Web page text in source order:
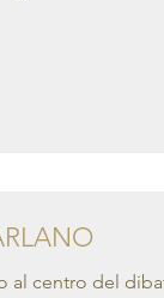
al centro del